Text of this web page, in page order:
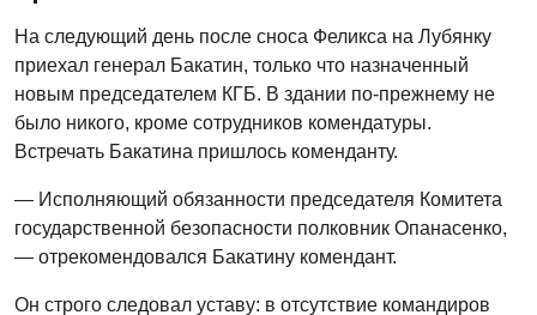
На следующий день после сноса Феликса на Лубянку
приехал генерал Бакатин, только что назначенный
новым председателем КГБ. В здании по-прежнему не
было никого, кроме сотрудников комендатуры.
Встречать Бакатина пришлось коменданту.
— Исполняющий обязанности председателя Комитета
государственной безопасности полковник Опанасенко,
— отрекомендовался Бакатину комендант.
Он строго следовал уставу: в отсутствие командиров